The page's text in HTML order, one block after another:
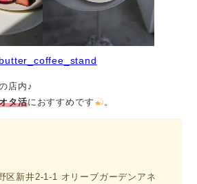
店内♪
タ活におすすめです 。
区新井2-1-1 オリーブガーデンアネ